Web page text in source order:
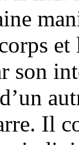
et
son
Il